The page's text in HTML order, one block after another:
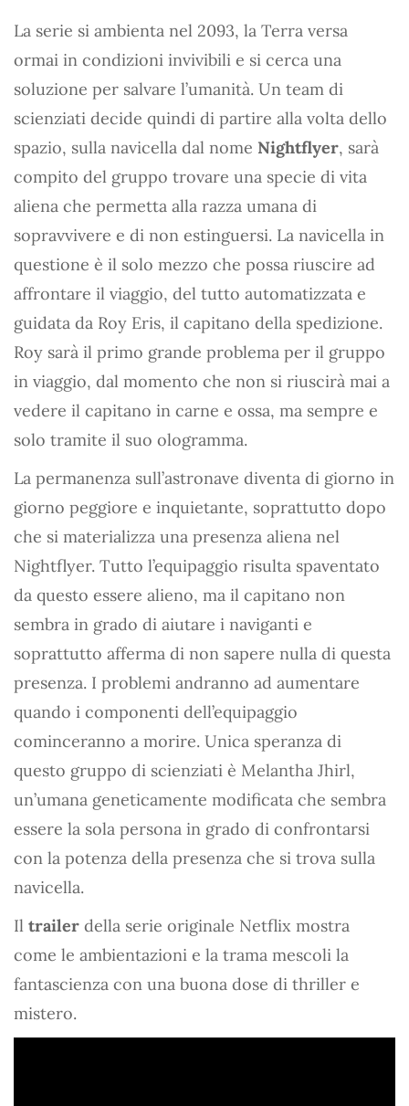
La serie si ambienta nel 2093, la Terra versa
ormai in condizioni invivibili e si cerca una
soluzione per salvare l’umanità. Un team di
scienziati decide quindi di partire alla volta dello
spazio, sulla navicella dal nome Nightflyer, sarà
compito del gruppo trovare una specie di vita
aliena che permetta alla razza umana di
sopravvivere e di non estinguersi. La navicella in
questione è il solo mezzo che possa riuscire ad
affrontare il viaggio, del tutto automatizzata e
guidata da Roy Eris, il capitano della spedizione.
Roy sarà il primo grande problema per il gruppo
in viaggio, dal momento che non si riuscirà mai a
vedere il capitano in carne e ossa, ma sempre e
solo tramite il suo ologramma.
La permanenza sull’astronave diventa di giorno in
giorno peggiore e inquietante, soprattutto dopo
che si materializza una presenza aliena nel
Nightflyer. Tutto l’equipaggio risulta spaventato
da questo essere alieno, ma il capitano non
sembra in grado di aiutare i naviganti e
soprattutto afferma di non sapere nulla di questa
presenza. I problemi andranno ad aumentare
quando i componenti dell’equipaggio
cominceranno a morire. Unica speranza di
questo gruppo di scienziati è Melantha Jhirl,
un’umana geneticamente modificata che sembra
essere la sola persona in grado di confrontarsi
con la potenza della presenza che si trova sulla
navicella.
Il trailer della serie originale Netflix mostra
come le ambientazioni e la trama mescoli la
fantascienza con una buona dose di thriller e
mistero.